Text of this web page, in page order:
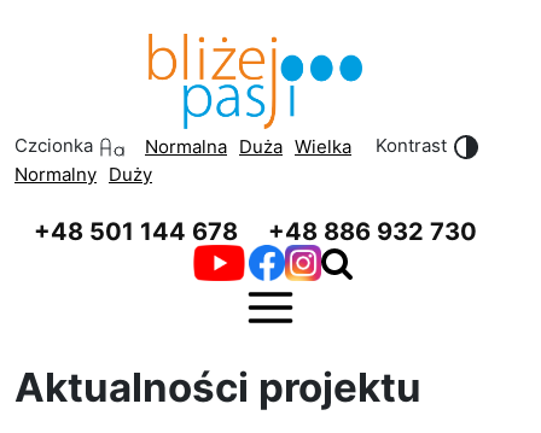
Czcionka Normalna Duża Wielka
Kontrast
Normalny Duży
+48 501 144 678 +48 886 932 730
Aktualności projektu